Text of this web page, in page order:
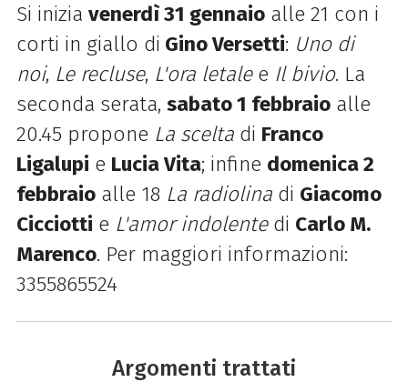
Si inizia venerdì 31 gennaioalle 21 con i
corti in giallo di Gino Versetti: Uno di
noi, Le recluse, L'ora letalee Il bivio. La
seconda serata, sabato 1 febbraioalle
20.45 propone La sceltadi Franco
Ligalupi e Lucia Vita; infine domenica 2
febbraioalle 18 La radiolinadi Giacomo
Cicciotti e L'amor indolentedi Carlo M.
Marenco. Per maggiori informazioni:
3355865524
Argomenti trattati